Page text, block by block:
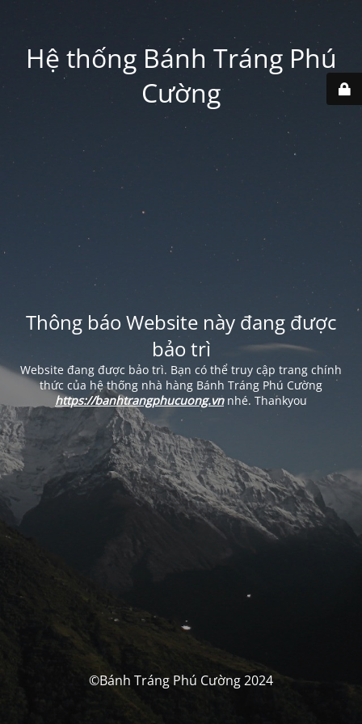
Hệ thống Bánh Tráng Phú
Cường
Thông báo Website này đang được
bảo trì
Website đang được bảo trì. Bạn có thể truy cập trang chính
thức của hệ thống nhà hàng Bánh Tráng Phú Cường
https://banhtrangphucuong.vnnhé. Thankyou
©Bánh Tráng Phú Cường 2024